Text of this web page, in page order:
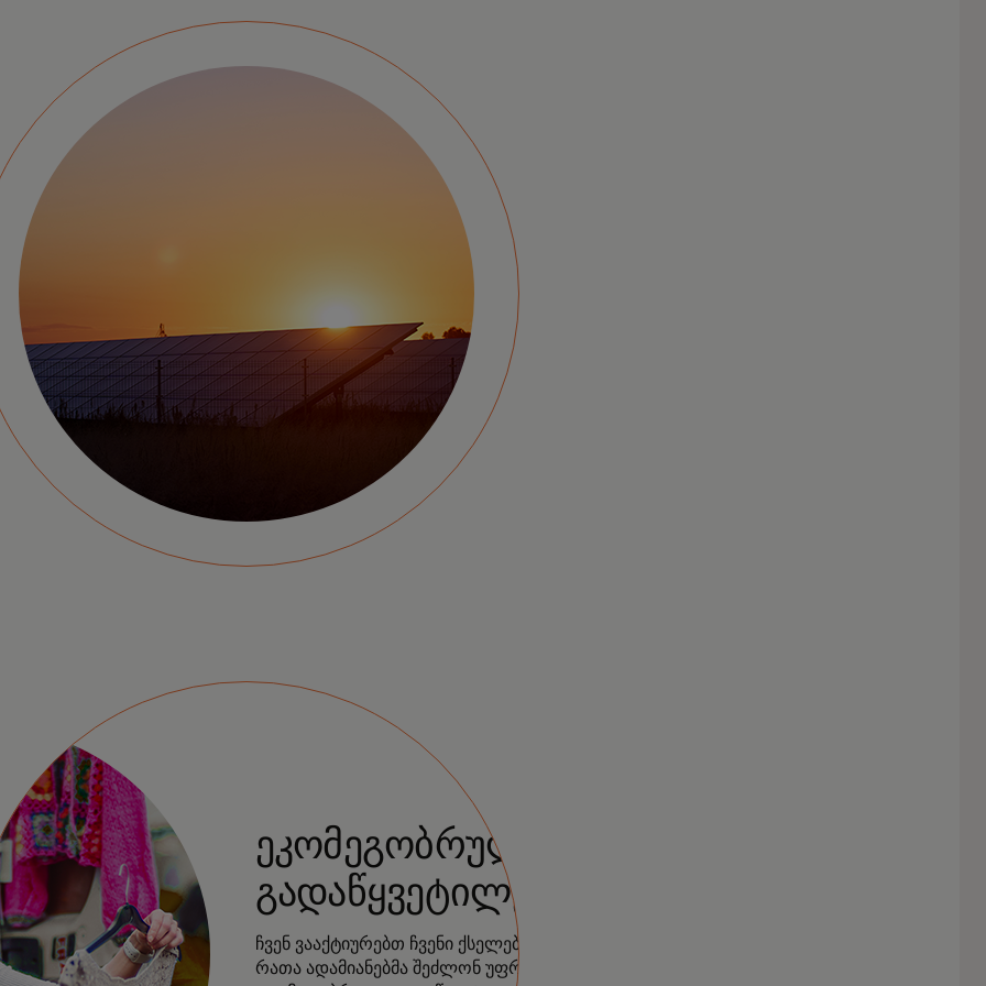
ეკომეგობრული
გადაწყვეტილებები
ჩვენ ვააქტიურებთ ჩვენი ქსელების ძალას,
რათა ადამიანებმა შეძლონ უფრო